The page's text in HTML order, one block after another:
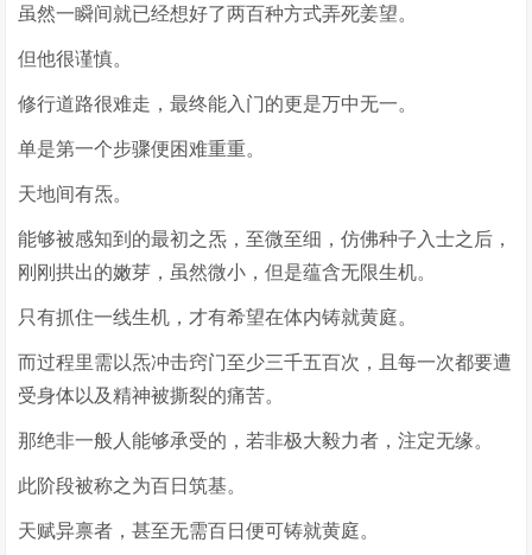
虽然一瞬间就已经想好了两百种方式弄死姜望。
但他很谨慎。
修行道路很难走，最终能入门的更是万中无一。
单是第一个步骤便困难重重。
天地间有炁。
能够被感知到的最初之炁，至微至细，仿佛种子入士之后，
刚刚拱出的嫩芽，虽然微小，但是蕴含无限生机。
只有抓住一线生机，才有希望在体内铸就黄庭。
而过程里需以炁冲击窍门至少三千五百次，且每一次都要遭
受身体以及精神被撕裂的痛苦。
那绝非一般人能够承受的，若非极大毅力者，注定无缘。
此阶段被称之为百日筑基。
天赋异禀者，甚至无需百日便可铸就黄庭。